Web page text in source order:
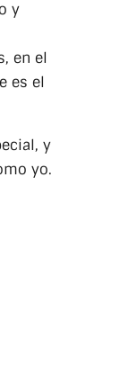
y
en el
es el
y
yo.